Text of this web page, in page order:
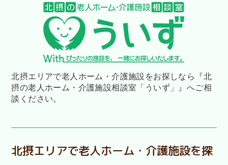
北摂エリアで老人ホーム・介護施設をお探しなら
『北
摂の老人ホーム・介護施設相談室「ういず」』へご相
談ください。
北摂エリアで老人ホーム・介護施設を探